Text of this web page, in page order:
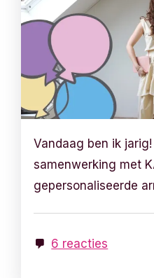
Vandaag ben ik
samenwerking met
gepersonaliseerde
6 reacties